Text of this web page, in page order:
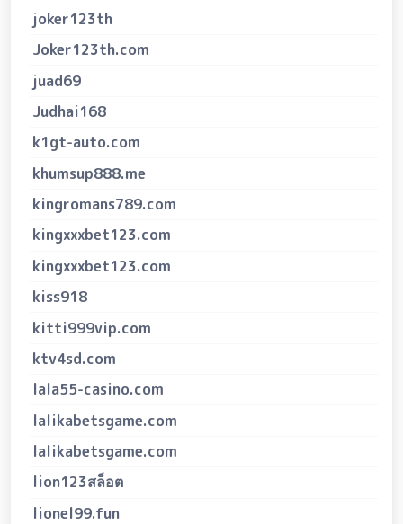
joker123th
Joker123th.com
juad69
Judhai168
k1gt-auto.com
khumsup888.me
kingromans789.com
kingxxxbet123.com
kingxxxbet123.com
kiss918
kitti999vip.com
ktv4sd.com
lala55-casino.com
lalikabetsgame.com
lalikabetsgame.com
lion123สล็อต
lionel99.fun